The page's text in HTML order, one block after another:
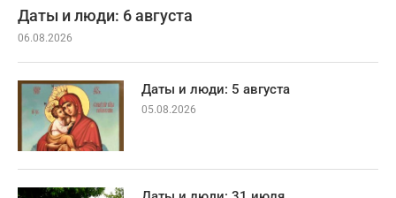
Даты и люди: 6 августа
06.08.2026
Даты и люди: 5 августа
05.08.2026